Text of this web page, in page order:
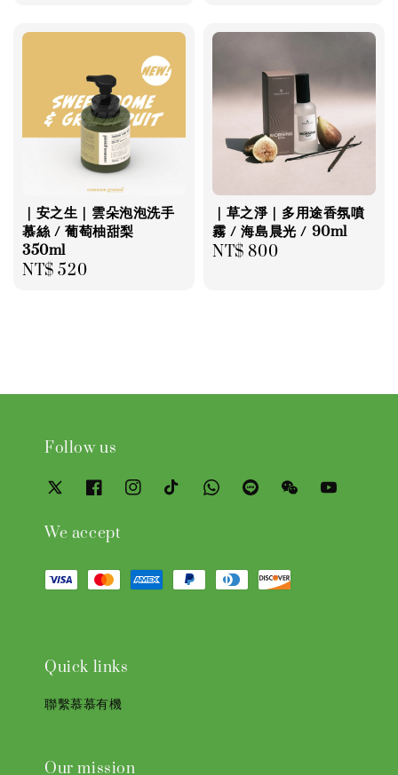
｜安之生｜雲朵泡泡洗手
慕絲 / 葡萄柚甜梨
350ml
Regular
NT$ 520
｜草之淨｜多用途香氛噴
霧 / 海島晨光 / 90ml
Regular
NT$ 800
Follow us
We accept
Quick links
聯繫慕慕有機
Our mission